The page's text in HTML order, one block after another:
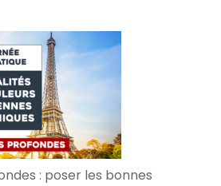
: poser les bonnes